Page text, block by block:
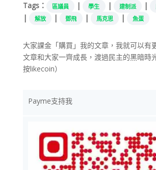
Tags： 區議員 | 學生 | 建制派 |
| 解放 | 鄧飛 | 馬克思 | 魚蛋
大家課金「購買」我的文章，我就可以有
文章和大家一齊成長，渡過民主的黑暗時
按likecoin）
Payme支持我